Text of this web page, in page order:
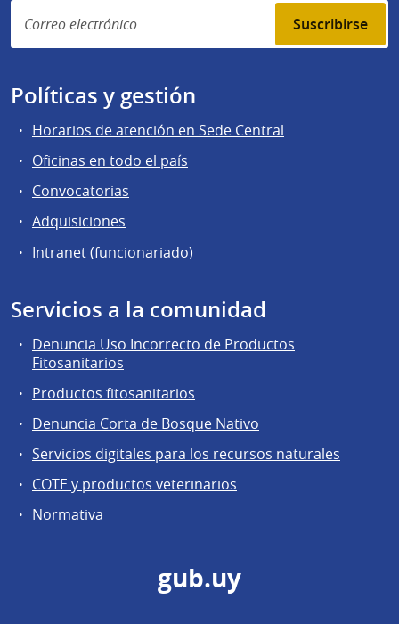
Suscribirse
Políticas y gestión
Horarios de atención en Sede Central
Oficinas en todo el país
Convocatorias
Adquisiciones
Intranet (funcionariado)
Servicios a la comunidad
Denuncia Uso Incorrecto de Productos
Fitosanitarios
Productos fitosanitarios
Denuncia Corta de Bosque Nativo
Servicios digitales para los recursos naturales
COTE y productos veterinarios
Normativa
gub.uy